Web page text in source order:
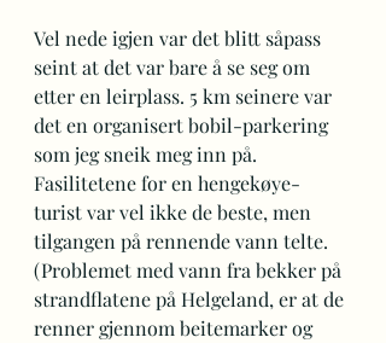
Vel nede igjen var det blitt såpass
seint at det var bare å se seg om
etter en leirplass. 5 km seinere var
det en organisert bobil-parkering
som jeg sneik meg inn på.
Fasilitetene for en hengekøye-
turist var vel ikke de beste, men
tilgangen på rennende vann telte.
(Problemet med vann fra bekker på
strandflatene på Helgeland, er at de
renner gjennom beitemarker og